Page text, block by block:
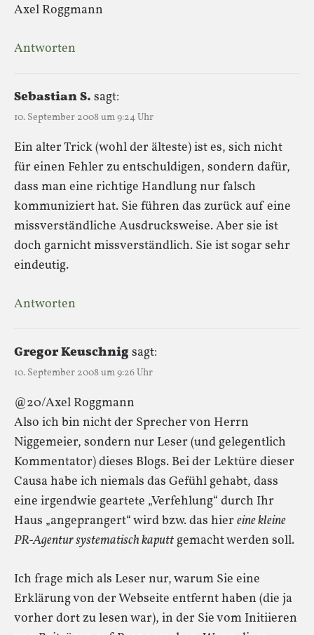
Axel Roggmann
Antworten
Sebastian S. sagt:
10. September 2008 um 9:24 Uhr
Ein alter Trick (wohl der älteste) ist es, sich nicht
für einen Fehler zu entschuldigen, sondern dafür,
dass man eine richtige Handlung nur falsch
kommuniziert hat. Sie führen das zurück auf eine
missverständliche Ausdrucksweise. Aber sie ist
doch garnicht missverständlich. Sie ist sogar sehr
eindeutig.
Antworten
Gregor Keuschnigsagt:
10. September 2008 um 9:26 Uhr
@20/Axel Roggmann
Also ich bin nicht der Sprecher von Herrn
Niggemeier, sondern nur Leser (und gelegentlich
Kommentator) dieses Blogs. Bei der Lektüre dieser
Causa habe ich niemals das Gefühl gehabt, dass
eine irgendwie geartete „Verfehlung“ durch Ihr
Haus „angeprangert“ wird bzw. das hier eine kleine
PR-Agentur systematisch kaputt gemacht werden soll.
Ich frage mich als Leser nur, warum Sie eine
Erklärung von der Webseite entfernt haben (die ja
vorher dort zu lesen war), in der Sie vom Initiieren